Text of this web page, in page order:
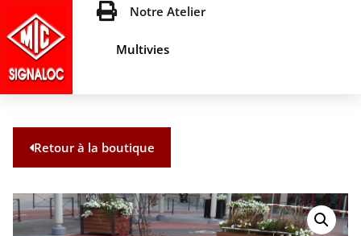
Notre Atelier
Multivies
Retour à la boutique